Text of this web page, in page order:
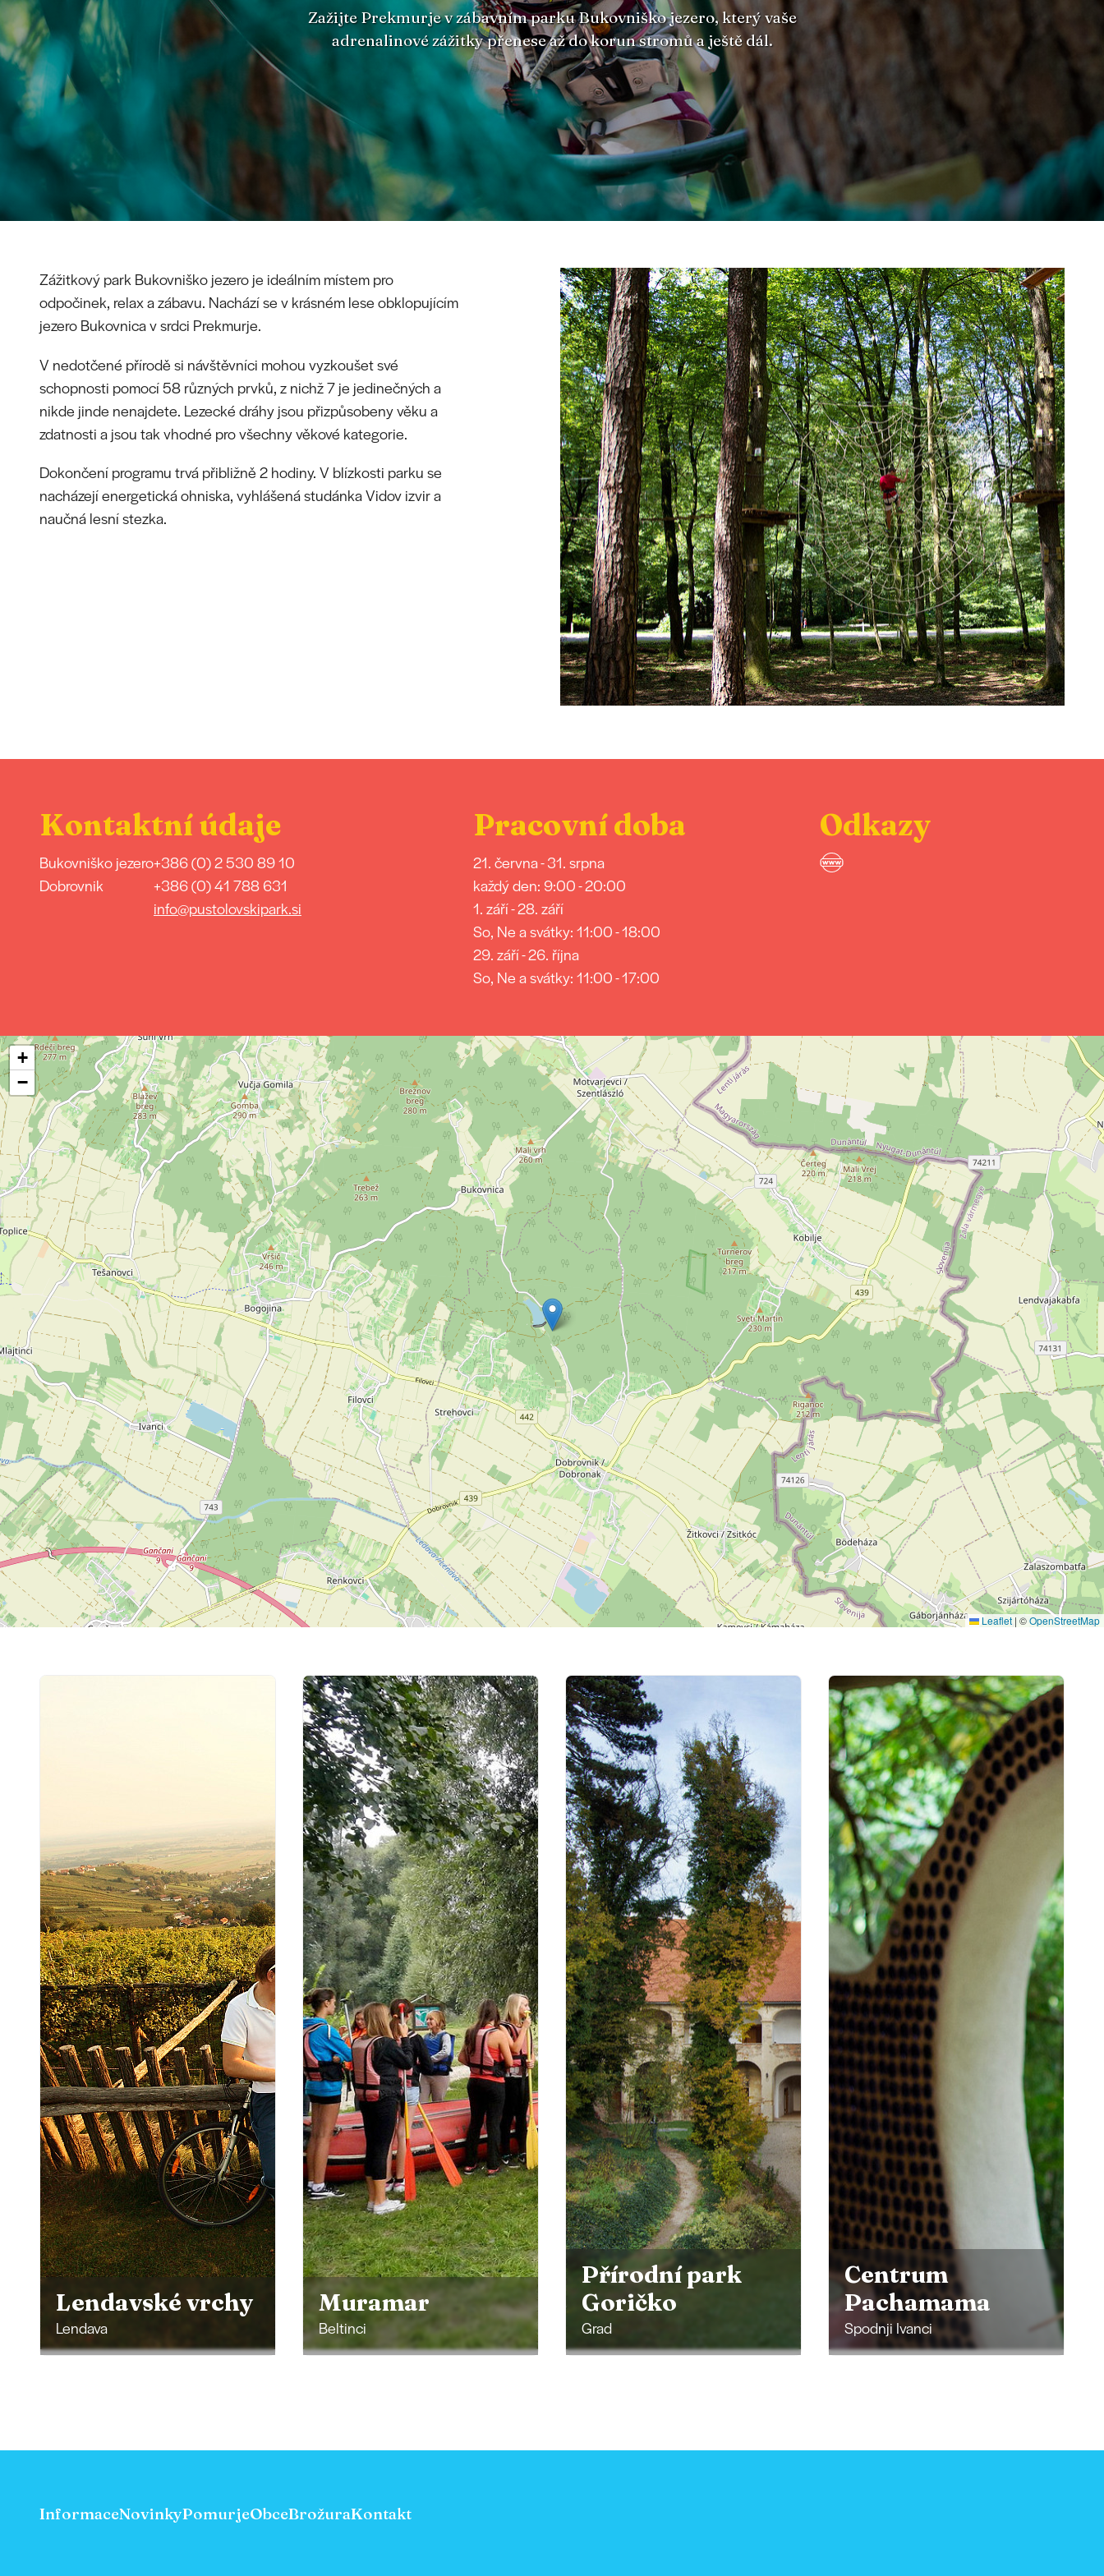
Zažijte Prekmurje v zábavním parku Bukovniško jezero, který vaše
adrenalinové zážitky přenese až do korun stromů a ještě dál.
Zážitkový park Bukovniško jezero je ideálním místem pro
odpočinek, relax a zábavu. Nachází se v krásném lese obklopujícím
jezero Bukovnica v srdci Prekmurje.
V nedotčené přírodě si návštěvníci mohou vyzkoušet své
schopnosti pomocí 58 různých prvků, z nichž 7 je jedinečných a
nikde jinde nenajdete. Lezecké dráhy jsou přizpůsobeny věku a
zdatnosti a jsou tak vhodné pro všechny věkové kategorie.
Dokončení programu trvá přibližně 2 hodiny. V blízkosti parku se
nacházejí energetická ohniska, vyhlášená studánka Vidov izvir a
naučná lesní stezka.
Kontaktní údaje
Bukovniško jezero
Dobrovnik
+386 (0) 2 530 89 10
+386 (0) 41 788 631
info@pustolovskipark.si
Pracovní doba
21. června - 31. srpna
každý den: 9:00 - 20:00
1. září - 28. září
So, Ne a svátky: 11:00 - 18:00
29. září - 26. října
So, Ne a svátky: 11:00 - 17:00
Odkazy
+
−
Leaflet | ©OpenStreetMap
Muramar
Beltinci
Přírodní park
Goričko
Grad
Centrum
Pachamama
Spodnji Ivanci
Vydří centrum
AQUALUTRA
Križevci na Goričkem
InformaceNovinkyPomurjeObceBrožuraKontakt